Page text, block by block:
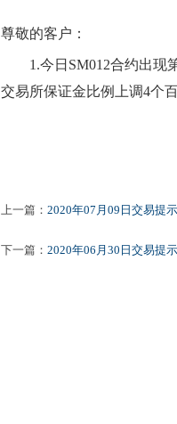
尊敬的客户：
1.今日 SM012合约出现
交易所保证金比例
上调4个
上一篇： 2020年07月09日交易提示
下一篇： 2020年06月30日交易提示